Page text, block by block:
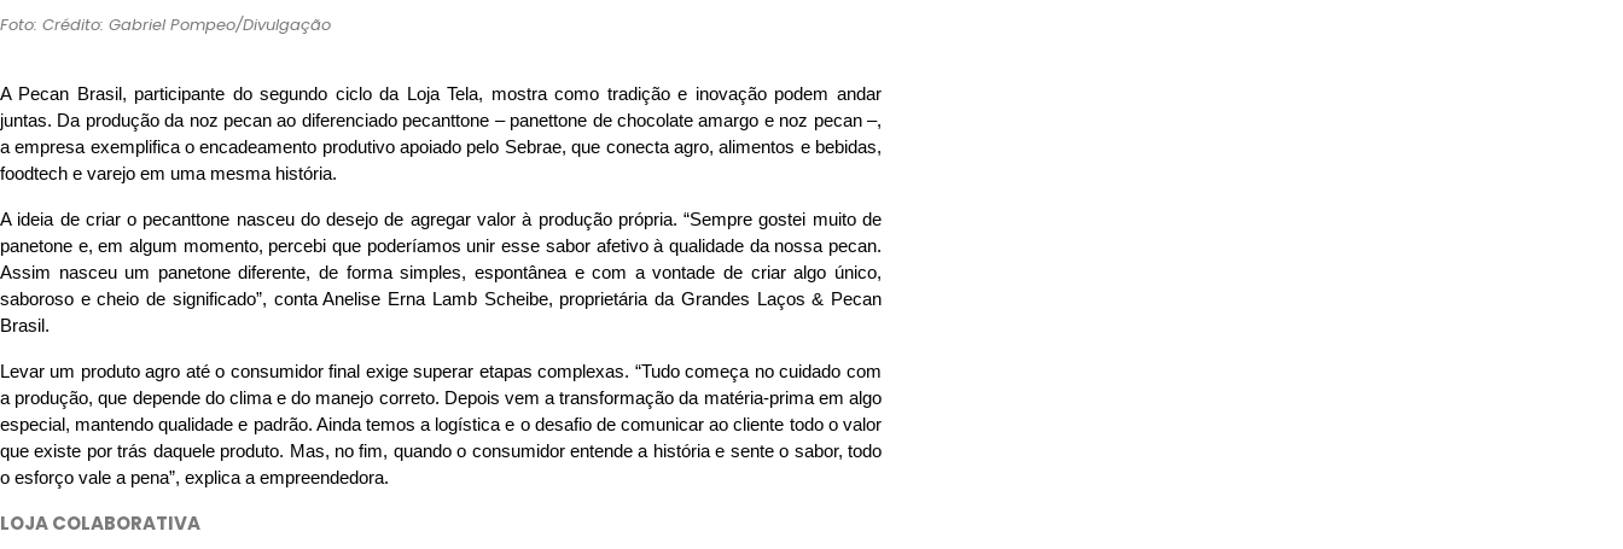
Foto: Crédito: Gabriel Pompeo/Divulgação
A Pecan Brasil, participante do segundo ciclo da Loja Tela, mostra como tradição e inovação podem andar
juntas. Da produção da noz pecan ao diferenciado pecanttone – panettone de chocolate amargo e noz pecan –,
a empresa exemplifica o encadeamento produtivo apoiado pelo Sebrae, que conecta agro, alimentos e bebidas,
foodtech e varejo em uma mesma história.
A ideia de criar o pecanttone nasceu do desejo de agregar valor à produção própria. “Sempre gostei muito de
panetone e, em algum momento, percebi que poderíamos unir esse sabor afetivo à qualidade da nossa pecan.
Assim nasceu um panetone diferente, de forma simples, espontânea e com a vontade de criar algo único,
saboroso e cheio de significado”, conta Anelise Erna Lamb Scheibe, proprietária da Grandes Laços & Pecan
Brasil.
Levar um produto agro até o consumidor final exige superar etapas complexas. “Tudo começa no cuidado com
a produção, que depende do clima e do manejo correto. Depois vem a transformação da matéria-prima em algo
especial, mantendo qualidade e padrão. Ainda temos a logística e o desafio de comunicar ao cliente todo o valor
que existe por trás daquele produto. Mas, no fim, quando o consumidor entende a história e sente o sabor, todo
o esforço vale a pena”, explica a empreendedora.
LOJA COLABORATIVA